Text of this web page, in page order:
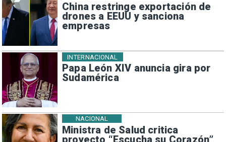
China restringe exportación de
drones a EEUU y sanciona
empresas
Papa León XIV anuncia gira por
Sudamérica
INTERNACIONAL
Ministra de Salud critica
proyecto “Escucha su Corazón”
NACIONAL